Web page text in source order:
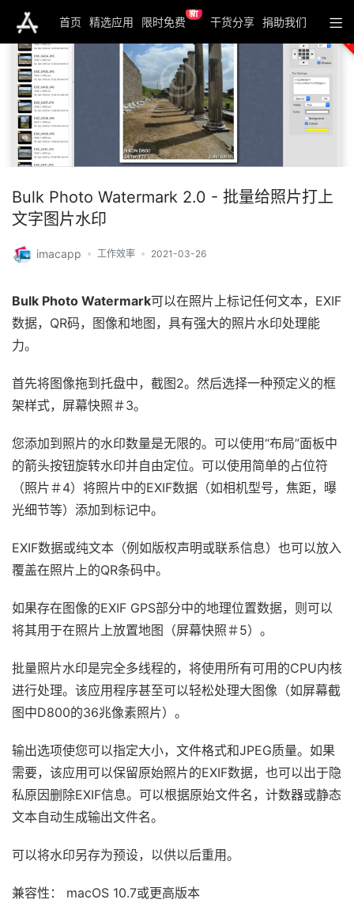
首页 精选应用 限时免费
新
干货分享 捐助我们
Bulk Photo Watermark 2.0 - 批量给照片打上
文字图片水印
imacapp 工作效率 2021-03-26
Bulk Photo Watermark可以在照片上标记任何文本，EXIF
数据，QR码，图像和地图，具有强大的照片水印处理能
力。
首先将图像拖到托盘中，截图2。然后选择一种预定义的框
架样式，屏幕快照＃3。
您添加到照片的水印数量是无限的。可以使用“布局”面板中
的箭头按钮旋转水印并自由定位。可以使用简单的占位符
（照片＃4）将照片中的EXIF数据（如相机型号，焦距，曝
光细节等）添加到标记中。
EXIF数据或纯文本（例如版权声明或联系信息）也可以放入
覆盖在照片上的QR条码中。
如果存在图像的EXIF GPS部分中的地理位置数据，则可以
将其用于在照片上放置地图（屏幕快照＃5）。
批量照片水印是完全多线程的，将使用所有可用的CPU内核
进行处理。该应用程序甚至可以轻松处理大图像（如屏幕截
图中D800的36兆像素照片）。
输出选项使您可以指定大小，文件格式和JPEG质量。如果
需要，该应用可以保留原始照片的EXIF数据，也可以出于隐
私原因删除EXIF信息。可以根据原始文件名，计数器或静态
文本自动生成输出文件名。
可以将水印另存为预设，以供以后重用。
兼容性： macOS 10.7或更高版本